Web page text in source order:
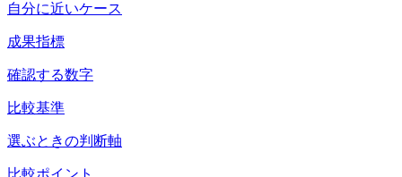
自分に近いケース
成果指標
確認する数字
比較基準
選ぶときの判断軸
比較ポイント